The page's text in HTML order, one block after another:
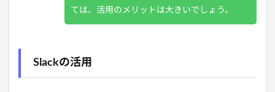
ては、活用のメリットは大きいでしょう。
Slackの活用